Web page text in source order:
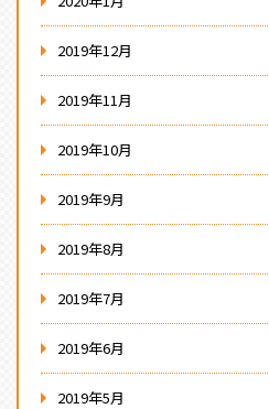
2019年12月
2019年11月
2019年10月
2019年9月
2019年8月
2019年7月
2019年6月
2019年5月